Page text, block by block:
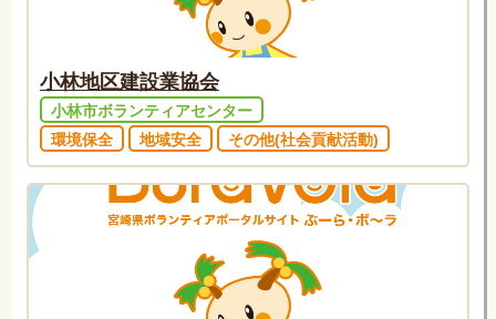
小林地区建設業協会
小林市ボランティアセンター
環境保全
地域安全 その他(社会貢献活動)